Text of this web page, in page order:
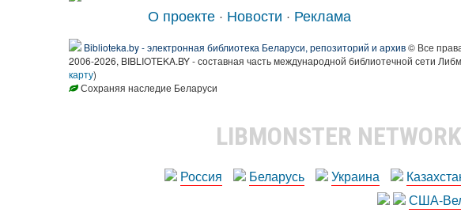
О проекте · Новости · Реклама
Biblioteka.by - электронная библиотека Беларуси, репозиторий и архив© Все
2006-2026, BIBLIOTEKA.BY - составная часть международной библиотечной сети
карту)
Сохраняя наследие Беларуси
LIBMONSTER NETWORK
Россия Беларусь Украина
США-